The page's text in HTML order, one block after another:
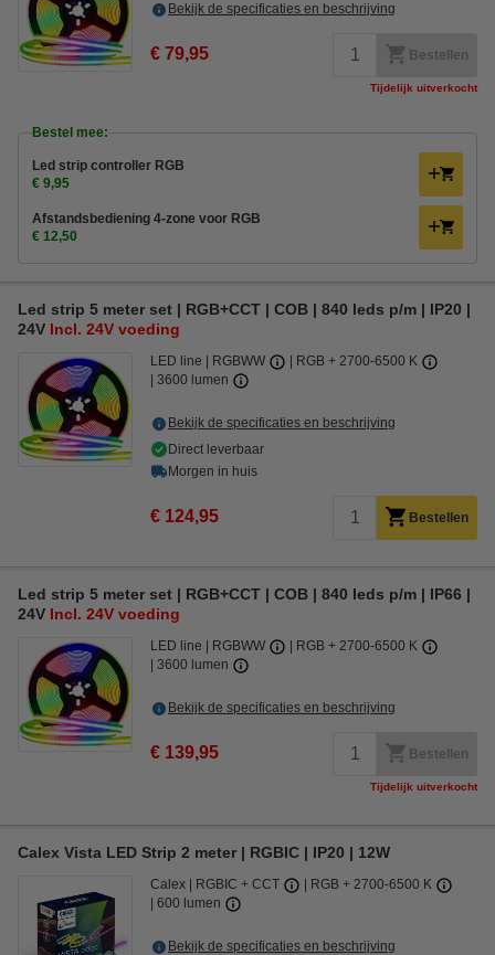
Bekijk de specificaties en beschrijving
€ 79,95 Bestellen
Tijdelijk uitverkocht
Bestel mee:
Led strip controller RGB
€ 9,95
Afstandsbediening 4-zone voor RGB
€ 12,50
Led strip 5 meter set | RGB+CCT | COB | 840 leds p/m | IP20 |
24V Incl. 24V voeding
LED line RGBWW
RGB + 2700-6500 K
3600 lumen
Bekijk de specificaties en beschrijving
Direct leverbaar
Morgen in huis
€ 124,95 Bestellen
Led strip 5 meter set | RGB+CCT | COB | 840 leds p/m | IP66 |
24V Incl. 24V voeding
LED line RGBWW
RGB + 2700-6500 K
3600 lumen
Bekijk de specificaties en beschrijving
€ 139,95 Bestellen
Tijdelijk uitverkocht
Calex Vista LED Strip 2 meter | RGBIC | IP20 | 12W
Calex RGBIC + CCT
RGB + 2700-6500 K
600 lumen
Bekijk de specificaties en beschrijving